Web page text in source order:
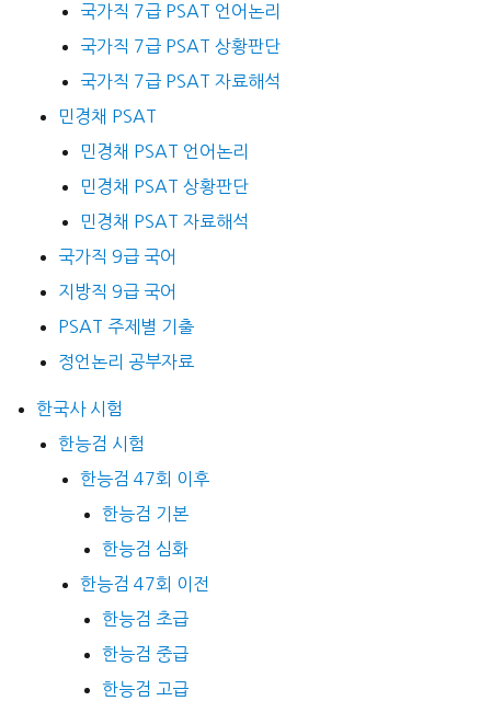
국가직 7급 PSAT 언어논리
국가직 7급 PSAT 상황판단
국가직 7급 PSAT 자료해석
민경채 PSAT
민경채 PSAT 언어논리
민경채 PSAT 상황판단
민경채 PSAT 자료해석
국가직 9급 국어
지방직 9급 국어
PSAT 주제별 기출
정언논리 공부자료
한국사 시험
한능검 시험
한능검 47회 이후
한능검 기본
한능검 심화
한능검 47회 이전
한능검 초급
한능검 중급
한능검 고급